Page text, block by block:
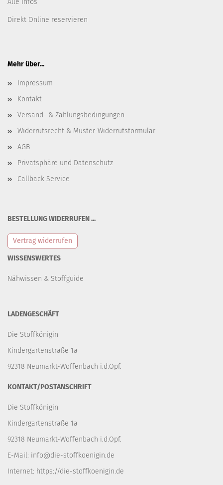
Alle Infos
Direkt Online reservieren
Mehr über...
Impressum
Kontakt
Versand- & Zahlungsbedingungen
Widerrufsrecht & Muster-Widerrufsformular
AGB
Privatsphäre und Datenschutz
Callback Service
BESTELLUNG WIDERRUFEN ...
Vertrag widerrufen
WISSENSWERTES
Nähwissen & Stoffguide
LADENGESCHÄFT
Die Stoffkönigin
Kindergartenstraße 1a
92318 Neumarkt-Woffenbach i.d.Opf.
KONTAKT/POSTANSCHRIFT
Die Stoffkönigin
Kindergartenstraße 1a
92318 Neumarkt-Woffenbach i.d.Opf.
E-Mail: info@die-stoffkoenigin.de
Internet: https://die-stoffkoenigin.de